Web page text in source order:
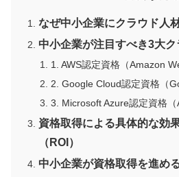
なぜ中小企業にクラウド人
中小企業が注目すべき3大
1. AWS認定資格（Amazon
2. Google Cloud認定資格（
3. Microsoft Azure認定資格（
資格取得による具体的な効
（ROI）
中小企業が資格取得を進め